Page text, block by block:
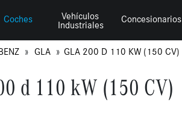
Coches Vehículos
Industriales
Concesionarios
GLA GLA 200 D 110 KW (150 CV)
d 110 kW (150 CV)